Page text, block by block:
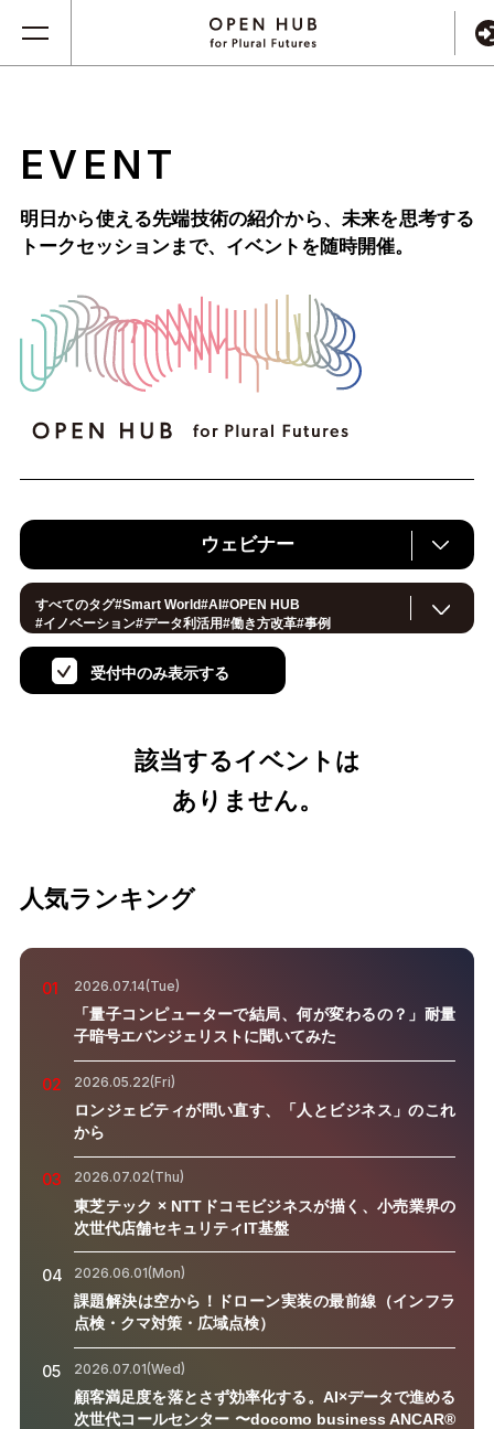
EVENT
明日から使える先端技術の紹介から、未来を思考する
トークセッションまで、 イベントを随時開催。
ウェビナー
すべてのタグ#Smart World#AI#OPEN HUB
#イノベーション#データ利活用#働き方改革#事例
環境・エネルギー IoT#
スマートシティ
地方創生#製造#小売・流通# ロボティクス
#デジタルツイン#5G#スマートファクトリー
サプライチェーン#孤独#宇宙
受付中のみ表示する
該当するイベントは
ありません。
人気ランキング
01 2026.07.14(Tue)
「量子コンピューターで結局、何が変わるの？」耐量
子暗号エバンジェリストに聞いてみた
02 2026.05.22(Fri)
ロンジェビティが問い直す、「人とビジネス」のこれ
から
03 2026.07.02(Thu)
東芝テック × NTTドコモビジネスが描く、小売業界の
次世代店舗セキュリティIT基盤
04 2026.06.01(Mon)
課題解決は空から！ドローン実装の最前線（インフラ
点検・クマ対策・広域点検）
05 2026.07.01(Wed)
顧客満足度を落とさず効率化する。AI×データで進める
次世代コールセンター 〜docomo business ANCAR®